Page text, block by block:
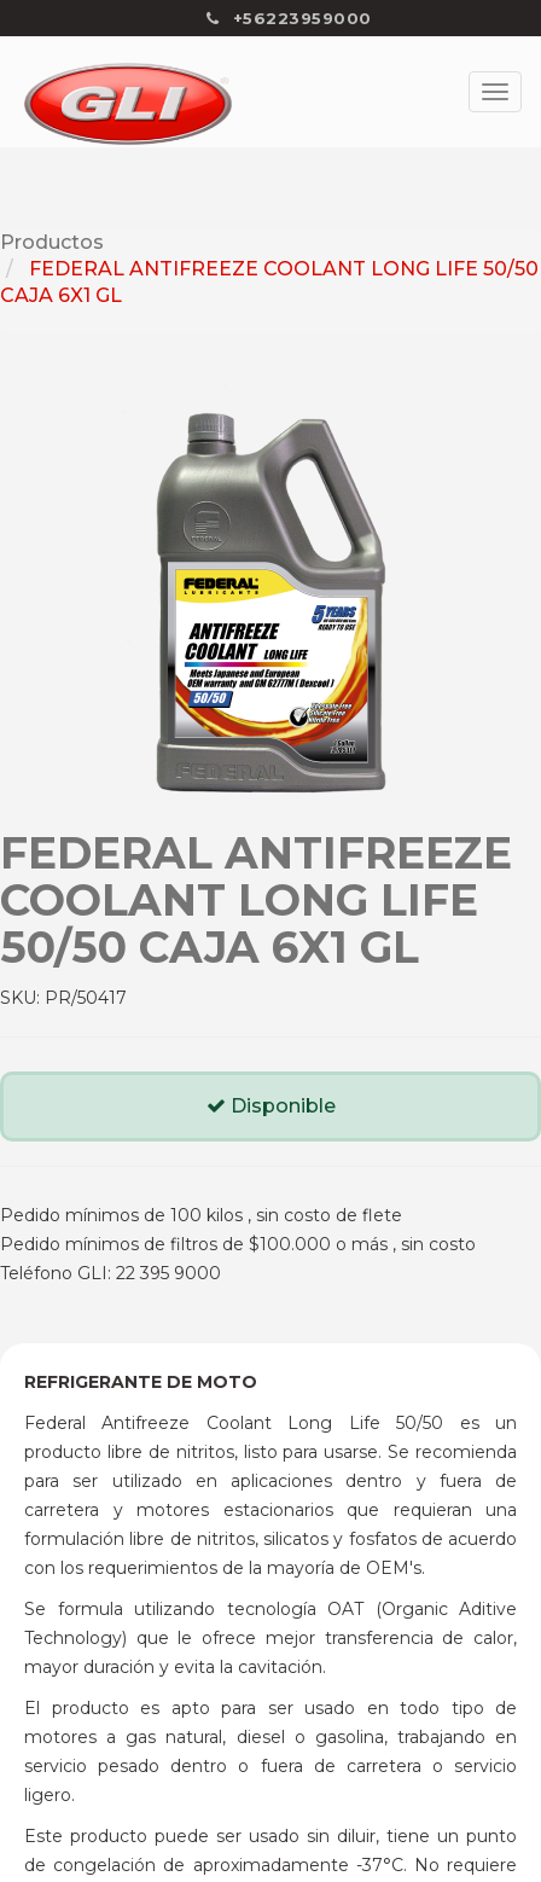
+56223959000
Productos
FEDERAL ANTIFREEZE COOLANT LONG LIFE 50/50
CAJA 6X1 GL
FEDERAL ANTIFREEZE
COOLANT LONG LIFE
50/50 CAJA 6X1 GL
SKU: PR/50417
Disponible
Pedido mínimos de 100 kilos , sin costo de flete
Pedido mínimos de filtros de $100.000 o más , sin costo
Teléfono GLI: 22 395 9000
REFRIGERANTE DE MOTO
Federal Antifreeze Coolant Long Life 50/50 es un
producto libre de nitritos, listo para usarse. Se recomienda
para ser utilizado en aplicaciones dentro y fuera de
carretera y motores estacionarios que requieran una
formulación libre de nitritos, silicatos y fosfatos de acuerdo
con los requerimientos de la mayoría de OEM's.
Se formula utilizando tecnología OAT (Organic Aditive
Technology) que le ofrece mejor transferencia de calor,
mayor duración y evita la cavitación.
El producto es apto para ser usado en todo tipo de
motores a gas natural, diesel o gasolina, trabajando en
servicio pesado dentro o fuera de carretera o servicio
ligero.
Este producto puede ser usado sin diluir, tiene un punto
de congelación de aproximadamente -37°C. No requiere